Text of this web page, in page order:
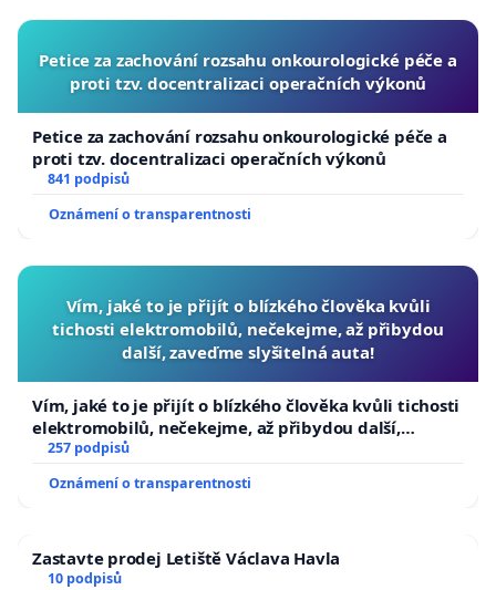
Petice za zachování rozsahu onkourologické péče a
proti tzv. docentralizaci operačních výkonů
Petice za zachování rozsahu onkourologické péče a
proti tzv. docentralizaci operačních výkonů
841 podpisů
Oznámení o transparentnosti
Vím, jaké to je přijít o blízkého člověka kvůli
tichosti elektromobilů, nečekejme, až přibydou
další, zaveďme slyšitelná auta!
Vím, jaké to je přijít o blízkého člověka kvůli tichosti
elektromobilů, nečekejme, až přibydou další,
zaveďme slyšitelná auta!
257 podpisů
Oznámení o transparentnosti
Zastavte prodej Letiště Václava Havla
10 podpisů